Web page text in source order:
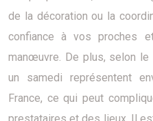
de la décoration ou la
confiance à vos proches
manœuvre. De plus, selon
un samedi représentent
France, ce qui peut